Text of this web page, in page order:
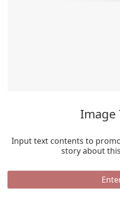
Image
Input text contents to
story about